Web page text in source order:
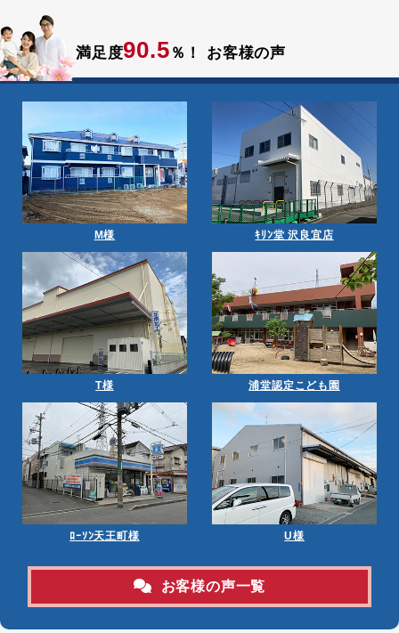
満足度90.5 ％！ お客様の声
M様 ｷﾘﾝ堂 沢良宜店
T様 浦堂認定こども園
ﾛｰｿﾝ天王町様 U様
お客様の声一覧